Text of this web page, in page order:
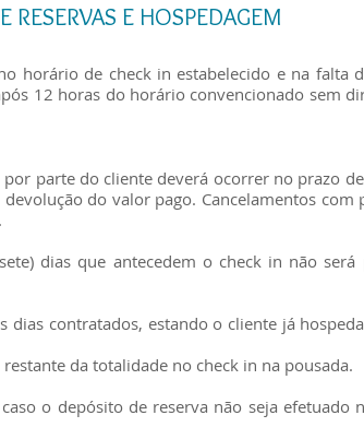
RESERVAS E HOSPEDAGEM
horário de check in estabelecido e na falta
12 horas do horário convencionado sem
parte do cliente deverá ocorrer no prazo
do valor pago. Cancelamentos
dias que antecedem o check in não
dias contratados, estando o cliente já
da totalidade no check in na pousada.
o depósito de reserva não seja